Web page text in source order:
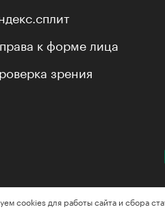
к форме лица
зрения
cookies для работы сайта и сбора